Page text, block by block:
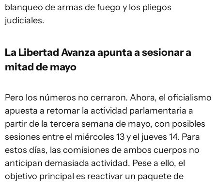
blanqueo de armas de fuego y los pliegos
judiciales.
La Libertad Avanza apunta a sesionar a
mitad de mayo
Pero los números no cerraron. Ahora, el oficialismo
apuesta a retomar la actividad parlamentaria a
partir de la tercera semana de mayo, con posibles
sesiones entre el miércoles 13 y el jueves 14. Para
estos días, las comisiones de ambos cuerpos no
anticipan demasiada actividad. Pese a ello, el
objetivo principal es reactivar un paquete de